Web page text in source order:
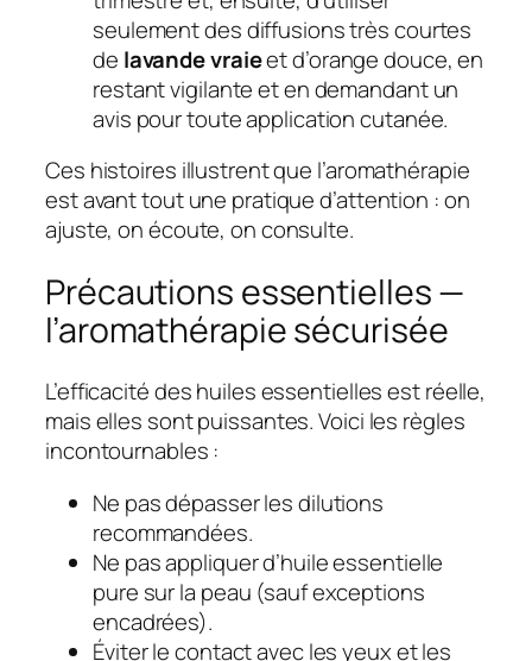
seulement des diffusions très courtes
de lavande vraieet d’orange douce, en
restant vigilante et en demandant un
avis pour toute application cutanée.
Ces histoires illustrent que l’aromathérapie
est avant tout une pratique d’attention : on
ajuste, on écoute, on consulte.
Précautions essentielles —
l’aromathérapie sécurisée
L’efficacité des huiles essentielles est réelle,
mais elles sont puissantes. Voici les règles
incontournables :
Ne pas dépasser les dilutions
recommandées.
Ne pas appliquer d’huile essentielle
pure sur la peau (sauf exceptions
encadrées).
Éviter le contact avec les yeux et les